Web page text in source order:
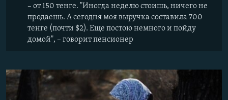
– от 150 тенге. "Иногда неделю стоишь, ничего не
продаешь. А сегодня моя выручка составила 700
тенге (почти $2). Еще постою немного и пойду
домой", – говорит пенсионер